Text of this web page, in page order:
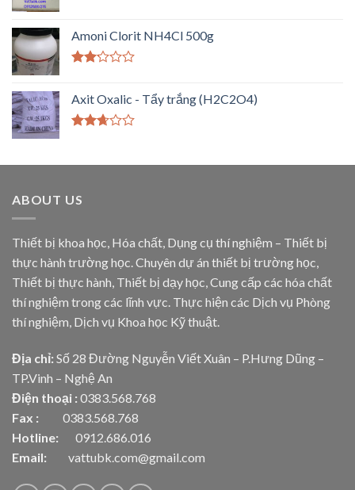
Amoni Clorit NH4Cl 500g
hạng
2.00
5
Axit Oxalic - Tẩy trắng (H2C2O4)
hạng
ABOUT US
Thiết bị khoa học, Hóa chất, Dụng cụ thí nghiệm – Thiết bị
thực hành trường học. Chuyên dự án thiết bị trường học,
Thiết bị thực hành, Thiết bị dạy học, Cung cấp các hóa chất
thí nghiệm trong các lĩnh vực. Thực hiện các Dịch vụ Phòng
thí nghiệm, Dịch vụ Khoa học Kỹ thuật.
Địa chỉ: Số 28 Đường Nguyễn Viết Xuân – P.Hưng Dũng –
TP.Vinh – Nghệ An
Điện thoại : 0383.568.768
Fax : 0383.568.768
Hotline: 0912.686.016
Email:
vattubk.com@gmail.com